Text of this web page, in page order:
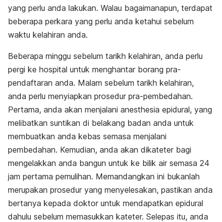
yang perlu anda lakukan. Walau bagaimanapun, terdapat
beberapa perkara yang perlu anda ketahui sebelum
waktu kelahiran anda.
Beberapa minggu sebelum tarikh kelahiran, anda perlu
pergi ke hospital untuk menghantar borang pra-
pendaftaran anda. Malam sebelum tarikh kelahiran,
anda perlu menyiapkan prosedur pra-pembedahan.
Pertama, anda akan menjalani anesthesia epidural, yang
melibatkan suntikan di belakang badan anda untuk
membuatkan anda kebas semasa menjalani
pembedahan. Kemudian, anda akan dikateter bagi
mengelakkan anda bangun untuk ke bilik air semasa 24
jam pertama pemulihan. Memandangkan ini bukanlah
merupakan prosedur yang menyelesakan, pastikan anda
bertanya kepada doktor untuk mendapatkan epidural
dahulu sebelum memasukkan kateter. Selepas itu, anda